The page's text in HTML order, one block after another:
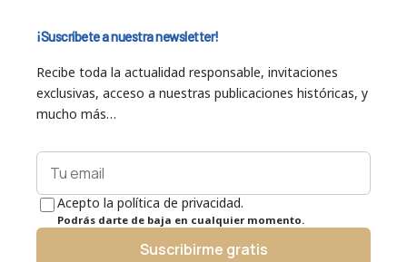
¡Suscríbete a nuestra newsletter!
Recibe toda la actualidad responsable, invitaciones
exclusivas, acceso a nuestras publicaciones históricas, y
mucho más…
Acepto la política de privacidad.
Podrás darte de baja en cualquier momento.
Suscribirme gratis